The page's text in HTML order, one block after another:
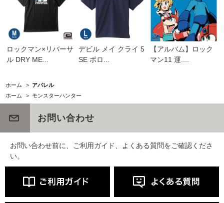
ロックマン×リバーサ
ル DRY ME...
デビル メイ クライ 5
SE ポロ...
【アルバム】ロック
マン11 運....
ホーム > アパレル
ホーム
> モンスターハンター
お問い合わせ
お問い合わせ前に、ご利用ガイド、よくある質問をご確認くださ
い。